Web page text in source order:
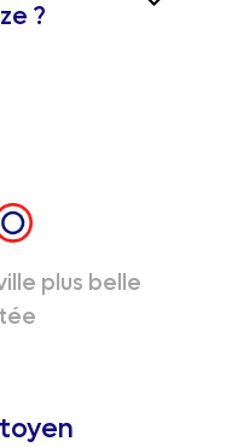
?
plus belle